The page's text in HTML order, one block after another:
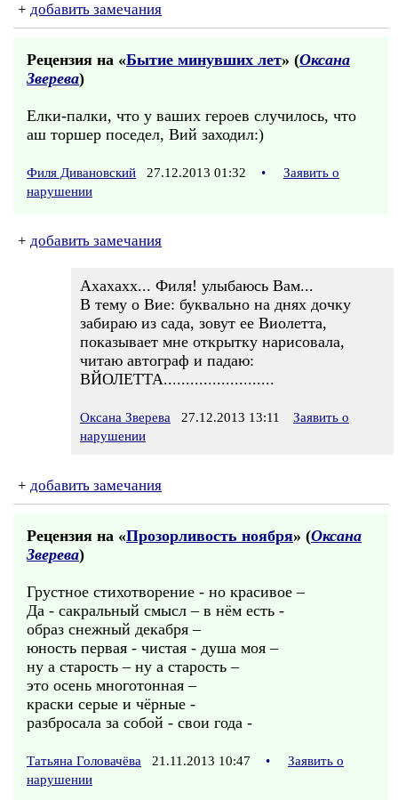
+ добавить замечания
Рецензия на «Бытие минувших лет» (Оксана
Зверева)
Елки-палки, что у ваших героев случилось, что
аш торшер поседел, Вий заходил:)
Филя Дивановский 27.12.2013 01:32 •
Заявить о
нарушении
+ добавить замечания
Ахахахх... Филя! улыбаюсь Вам...
В тему о Вие: буквально на днях дочку
забираю из сада, зовут ее Виолетта,
показывает мне открытку нарисовала,
читаю автограф и падаю:
ВЙОЛЕТТА.........................
Оксана Зверева 27.12.2013 13:11
Заявить о
нарушении
+ добавить замечания
Рецензия на «Прозорливость ноября» (Оксана
Зверева)
Грустное стихотворение - но красивое –
Да - сакральный смысл – в нём есть -
образ снежный декабря –
юность первая - чистая - душа моя –
ну а старость – ну а старость –
это осень многотонная –
краски серые и чёрные -
разбросала за собой - свои года -
Татьяна Головачёва 21.11.2013 10:47 •
Заявить о
нарушении